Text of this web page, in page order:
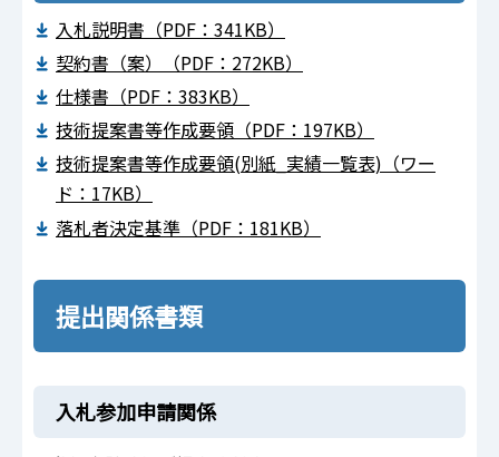
入札説明書（PDF：341KB）
契約書（案）（PDF：272KB）
仕様書（PDF：383KB）
技術提案書等作成要領（PDF：197KB）
技術提案書等作成要領(別紙_実績一覧表)（ワー
ド：17KB）
落札者決定基準（PDF：181KB）
提出関係書類
入札参加申請関係